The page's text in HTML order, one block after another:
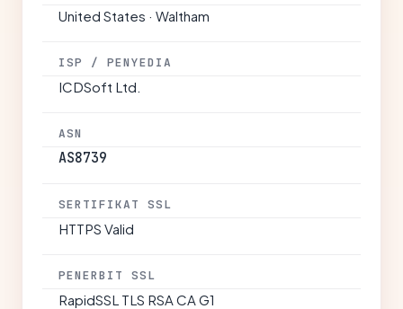
United States · Waltham
ISP / PENYEDIA
ICDSoft Ltd.
ASN
AS8739
SERTIFIKAT SSL
HTTPS Valid
PENERBIT SSL
RapidSSL TLS RSA CA G1